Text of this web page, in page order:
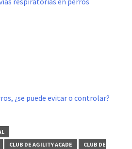
¿se puede evitar o controlar?
CLUB DE AGILITY ACADE
CLUB DE